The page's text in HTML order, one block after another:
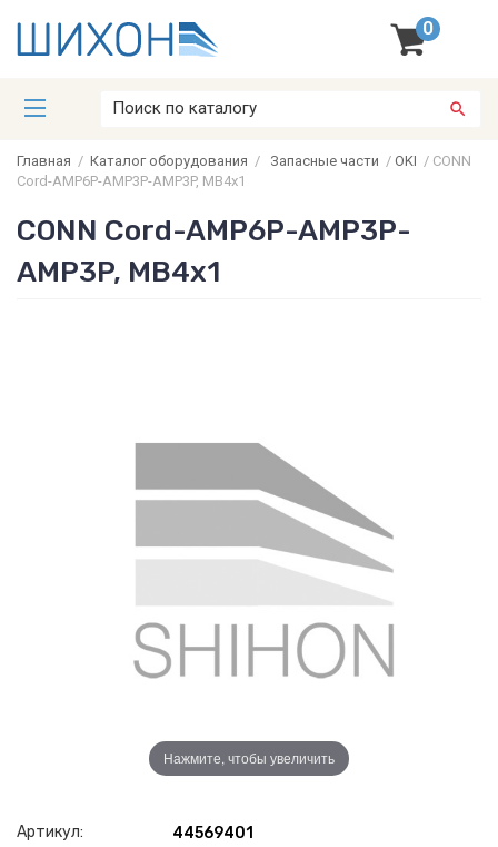
0
Главная / Каталог оборудования / Запасные части / OKI / CONN
Cord-AMP6P-AMP3P-AMP3P, MB4x1
CONN Cord-AMP6P-AMP3P-
AMP3P, MB4x1
Нажмите, чтобы увеличить
Артикул: 44569401